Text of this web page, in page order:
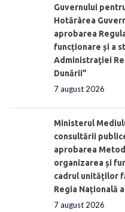
Guvernului
Hotărârea
aprobarea
funcționare și a
Administraţiei
Dunării”
7 august 2026
Ministerul
consultării
aprobarea
organizarea și
cadrul unităților
Regia Națională
7 august 2026